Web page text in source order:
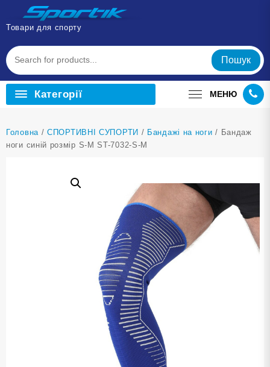
Перейти
вмісту
Товари для спорту
Пошук
Категорії МЕНЮ
Головна /СПОРТИВНІ СУПОРТИ / Бандажі на ноги / Бандаж
ноги синій розмір S-M ST-7032-S-M